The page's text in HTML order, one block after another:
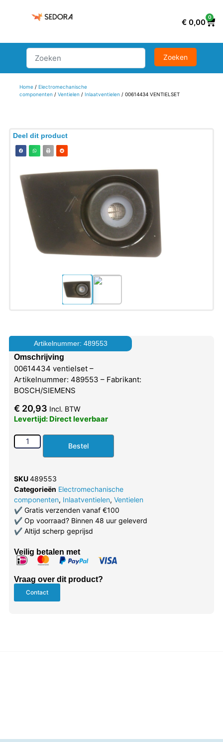
€ 0,00
0
Home/ Electromechanische
componenten / Ventielen / Inlaatventielen / 00614434 VENTIELSET
Deel dit product
Artikelnummer: 489553
Omschrijving
00614434 ventielset –
Artikelnummer: 489553 – Fabrikant:
BOSCH/SIEMENS
€ 20,93 Incl. BTW
Levertijd: Direct leverbaar
Bestel
SKU489553
Categorieën Electromechanische
componenten, Inlaatventielen, Ventielen
✔Gratis verzenden vanaf €100
✔Op voorraad? Binnen 48 uur geleverd
✔Altijd scherp geprijsd
Veilig betalen met
Vraag over dit product?
Contact